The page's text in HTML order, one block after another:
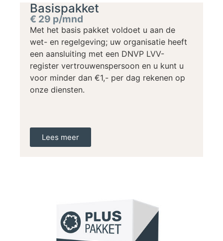
Basispakket
€ 29 p/mnd
Met het basis pakket voldoet u aan de
wet- en regelgeving; uw organisatie heeft
een aansluiting met een DNVP LVV-
register vertrouwenspersoon en u kunt u
voor minder dan €1,- per dag rekenen op
onze diensten.
Lees meer